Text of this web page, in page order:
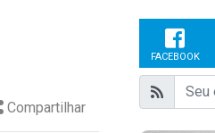
Compartilhar
FACEBOOK